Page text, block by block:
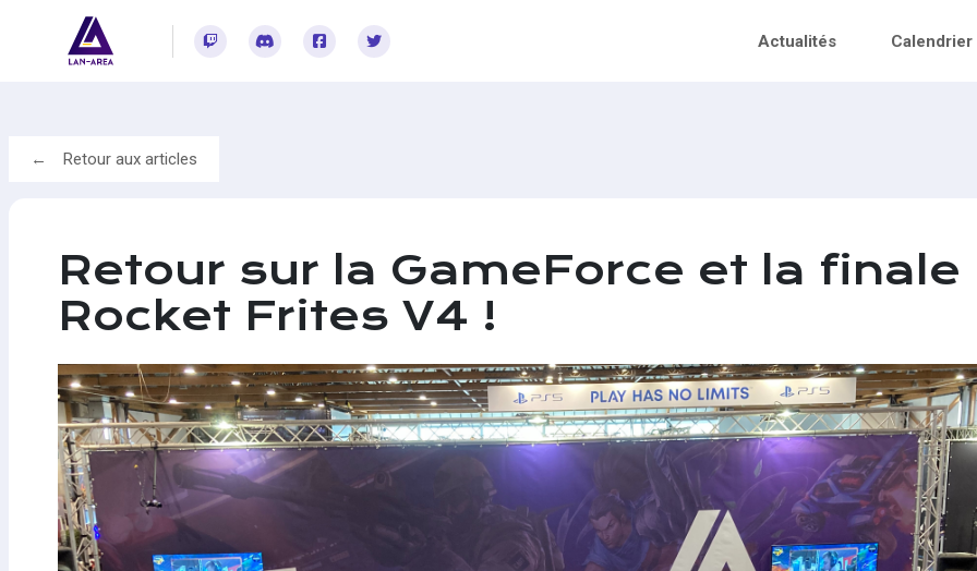
Rejoignez-vous sur Twitch
Rejoignez-vous sur Discord
Rejoignez-vous sur Facebook
Rejoignez-vous sur Twitter Actualités Calendrier
Retour aux articles
Retour sur la GameForce et la finale
Rocket Frites V4 !